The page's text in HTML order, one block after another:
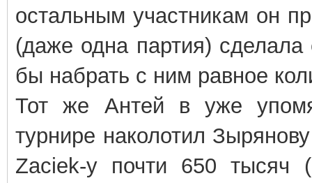
остальным участникам он
(даже одна партия)
бы набрать с ним равное
Тот же Антей в уже
турнире наколотил
Zaciek-у почти 650 тысяч